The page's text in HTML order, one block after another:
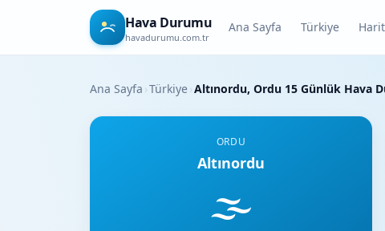
Hava Durumu
havadurumu.com.tr
Ana Sayfa Türkiye
Ana Sayfa ›Türkiye›Altınordu, Ordu 15 Günlük Hava
ORDU
Altınordu
🌫️